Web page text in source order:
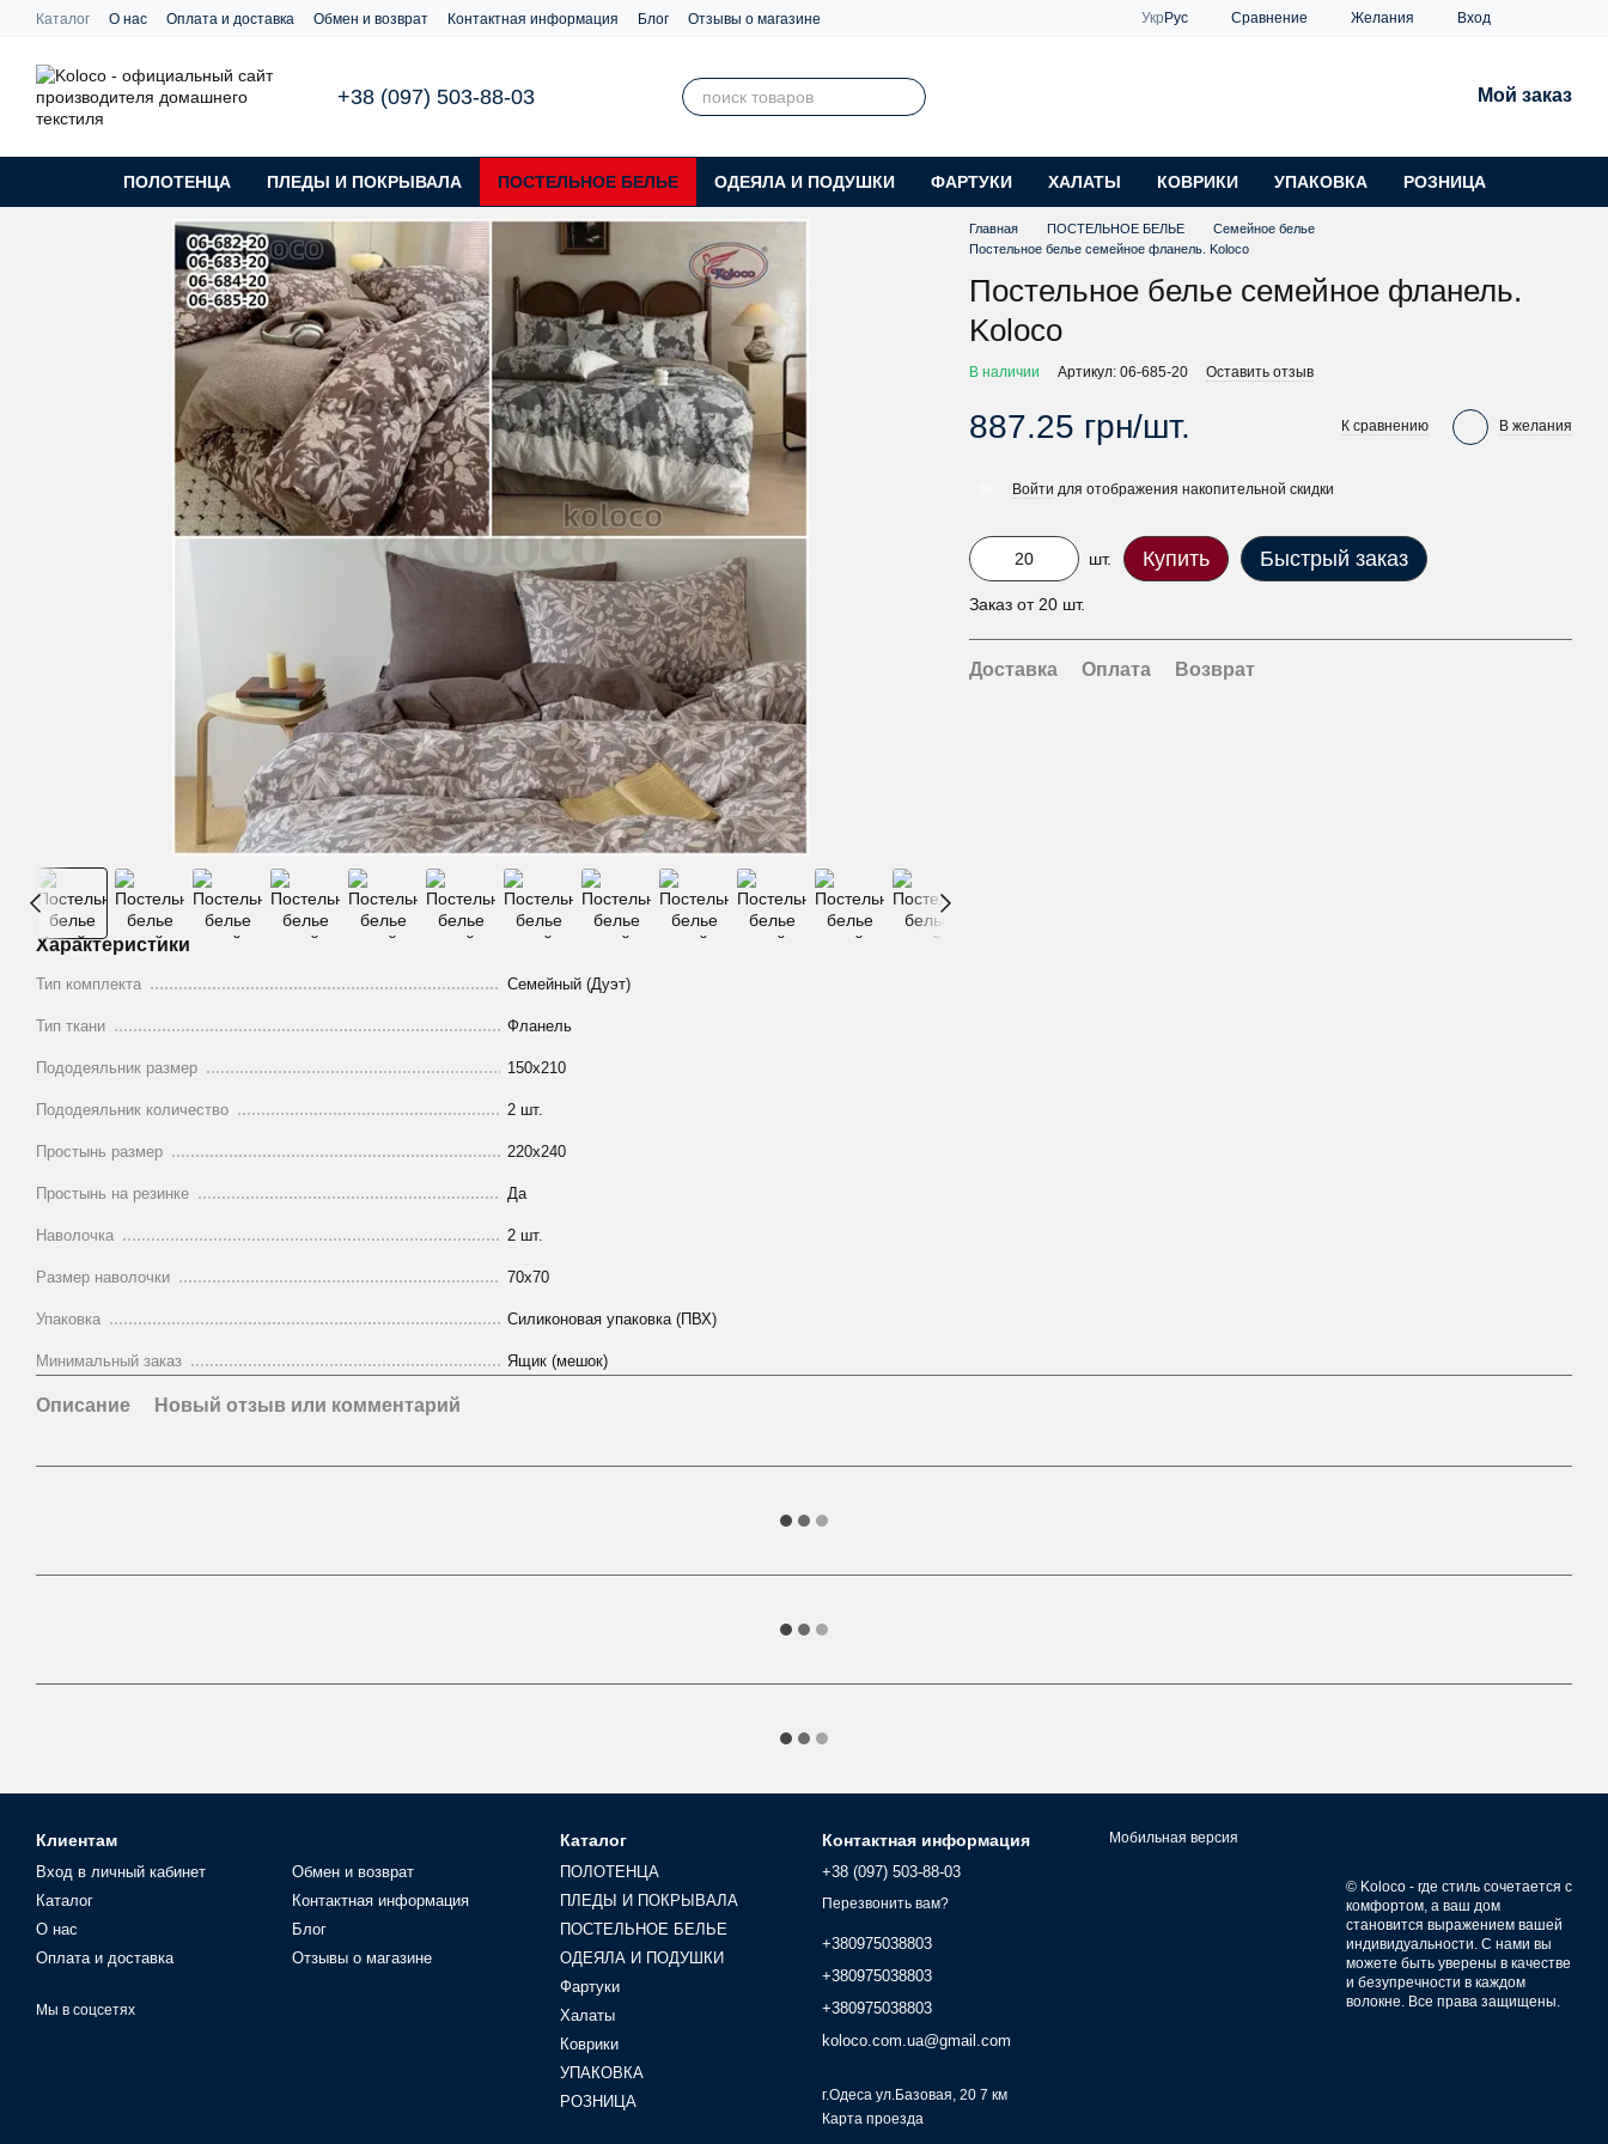
Перейти к основному контенту
Каталог О нас Оплата и доставка Обмен и возврат Контактная информация Блог Отзывы о магазине Укр Рус Сравнение Желания Вход
+38 (097) 503-88-03 Мой заказ
ПОЛОТЕНЦА ПЛЕДЫ И ПОКРЫВАЛА ПОСТЕЛЬНОЕ БЕЛЬЕ ОДЕЯЛА И ПОДУШКИ ФАРТУКИ ХАЛАТЫ КОВРИКИ УПАКОВКА РОЗНИЦА
Характеристики
Тип комплекта Семейный (Дуэт)
Тип ткани Фланель
Пододеяльник размер 150х210
Пододеяльник количество 2 шт.
Простынь размер 220х240
Простынь на резинке Да
Наволочка 2 шт.
Размер наволочки 70х70
Упаковка Силиконовая упаковка (ПВХ)
Минимальный заказ Ящик (мешок)
Главная ПОСТЕЛЬНОЕ БЕЛЬЕ
Семейное белье
Постельное белье семейное фланель. Koloco
Постельное белье семейное фланель.
Koloco
В наличии Артикул: 06-685-20 Оставить отзыв
887.25 грн/шт. К сравнению В желания
Войти для отображения накопительной скидки
шт. Купить Быстрый заказ
Заказ от 20 шт.
Доставка Оплата Возврат
Описание Новый отзыв или комментарий
Клиентам
Вход в личный кабинет
Каталог
О нас
Оплата и доставка
Обмен и возврат
Контактная информация
Блог
Отзывы о магазине
Мы в соцсетях
Каталог
ПОЛОТЕНЦА
ПЛЕДЫ И ПОКРЫВАЛА
ПОСТЕЛЬНОЕ БЕЛЬЕ
ОДЕЯЛА И ПОДУШКИ
Фартуки
Халаты
Коврики
УПАКОВКА
РОЗНИЦА
Контактная информация
+38 (097) 503-88-03
Перезвонить вам?
+380975038803
+380975038803
+380975038803
koloco.com.ua@gmail.com
г.Одеса ул.Базовая, 20 7 км
Карта проезда
Мобильная версия
© Koloco - где стиль сочетается с
комфортом, а ваш дом
становится выражением вашей
индивидуальности. С нами вы
можете быть уверены в качестве
и безупречности в каждом
волокне. Все права защищены.